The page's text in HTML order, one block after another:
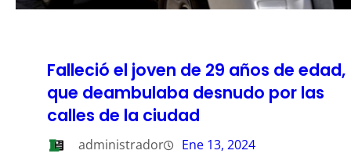
Falleció el joven de 29 años de edad,
que deambulaba desnudo por las
calles de la ciudad
administrador Ene 13, 2024